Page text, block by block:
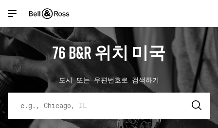
Open mobile menu
우리 시계
매장 찾기
고객 서비스
76 B&R 위치 미국
도시 또는 우편번호로 검색하기
Submit a search.